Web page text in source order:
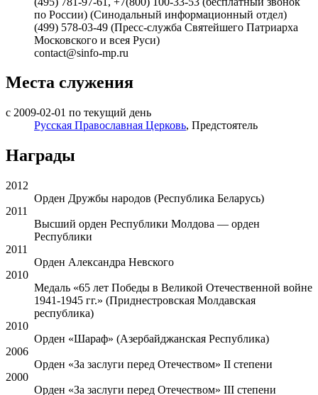
по России) (Синодальный информационный отдел)
(499) 578-03-49 (Пресс-служба Святейшего Патриарха
Московского и всея Руси)
contact@sinfo-mp.ru
Места служения
с 2009-02-01 по текущий день
Русская Православная Церковь, Предстоятель
Награды
2012
Орден Дружбы народов (Республика Беларусь)
2011
Высший орден Республики Молдова — орден
Республики
2011
Орден Александра Невского
2010
Медаль «65 лет Победы в Великой Отечественной войне
1941-1945 гг.» (Приднестровская Молдавская
республика)
2010
Орден «Шараф» (Азербайджанская Республика)
2006
Орден «За заслуги перед Отечеством» II степени
2000
Орден «За заслуги перед Отечеством» III степени